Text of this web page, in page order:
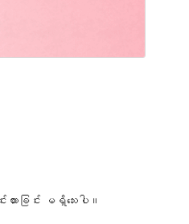
ခြင်း မရှိသေးပါ။